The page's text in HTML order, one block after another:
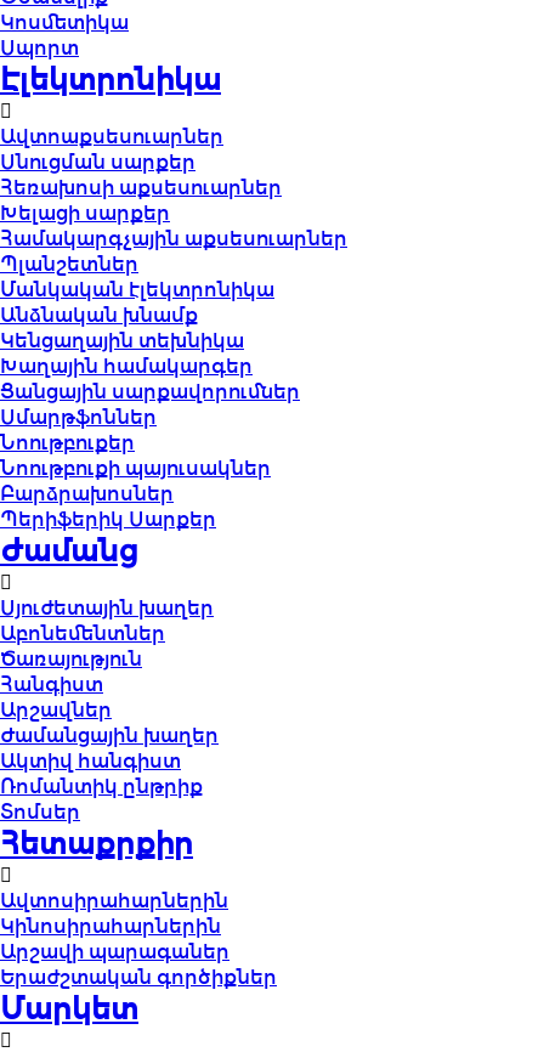
Կոսմետիկա
Սպորտ
Էլեկտրոնիկա
Ավտոաքսեսուարներ
Սնուցման սարքեր
Հեռախոսի աքսեսուարներ
Խելացի սարքեր
Համակարգչային աքսեսուարներ
Պլանշետներ
Մանկական էլեկտրոնիկա
Անձնական խնամք
Կենցաղային տեխնիկա
Խաղային համակարգեր
Ցանցային սարքավորումներ
Սմարթֆոններ
Նոութբուքեր
Նոութբուքի պայուսակներ
Բարձրախոսներ
Պերիֆերիկ Սարքեր
Ժամանց
Սյուժետային խաղեր
Աբոնեմենտներ
Ծառայություն
Հանգիստ
Արշավներ
Ժամանցային խաղեր
Ակտիվ հանգիստ
Ռոմանտիկ ընթրիք
Տոմսեր
Հետաքրքիր
Ավտոսիրահարներին
Կինոսիրահարներին
Արշավի պարագաներ
Երաժշտական գործիքներ
Մարկետ